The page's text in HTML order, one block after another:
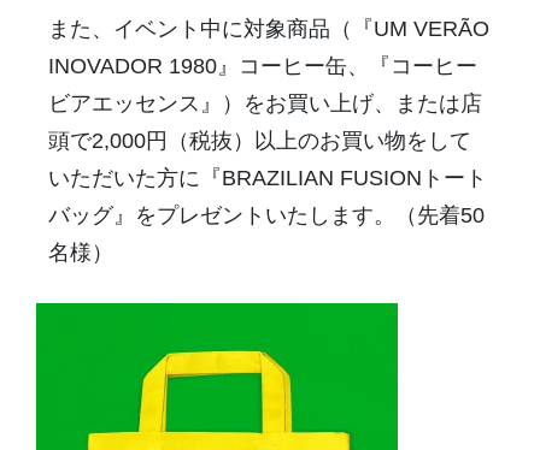
また、イベント中に対象商品（『UM VERÃO
INOVADOR 1980』コーヒー缶、『コーヒー
ビアエッセンス』） をお買い上げ、または店
頭で2,000円（税抜） 以上のお買い物をして
いただいた方に『BRAZILIAN FUSIONトート
バッグ』をプレゼントいたします。（ 先着50
名様）